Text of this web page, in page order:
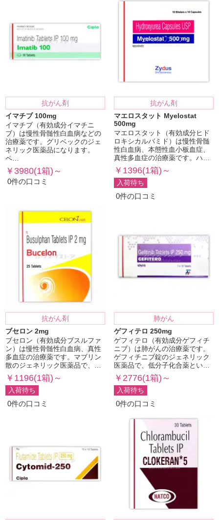
抗がん剤
イマチブ 100mg
イマチブ（有効成分イマチニ
ブ）は慢性骨髄性白血病などの
治療薬です。グリベックのジェ
ネリック医薬品になります。
ペ…
￥3980(1箱)～
0件の口コミ
抗がん剤
マエロスタット Myelostat
500mg
マエロスタット（有効成分ヒド
ロキシカルバミド）は慢性骨髄
性白血病、本態性血小板血症、
真性多血症の治療薬です。ハ…
￥1396(1箱)～
入荷待ち
0件の口コミ
抗がん剤
ブセロン 2mg
ブセロン（有効成分ブスルファ
ン）は慢性骨髄性白血病、真性
多血症の治療薬です。マブリン
散のジェネリック医薬品で、…
￥1196(1箱)～
入荷待ち
0件の口コミ
肺がん
ゲフィテロ 250mg
ゲフィテロ（有効成分ゲフィチ
ニブ）は肺がんの治療薬です。
ゲフィチニブ錠のジェネリック
医薬品で、低分子化合薬とい…
￥2776(1箱)～
入荷待ち
0件の口コミ